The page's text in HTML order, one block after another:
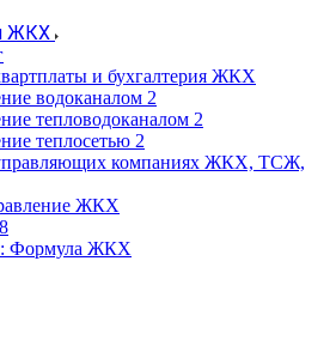
ЖКХ
и бухгалтерия ЖКХ
водоканалом 2
тепловодоканалом 2
теплосетью 2
компаниях ЖКХ, ТСЖ,
ЖКХ
Формула ЖКХ